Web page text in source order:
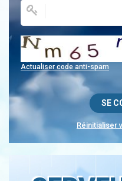
Actualiser code anti-spam
Réinitialiser